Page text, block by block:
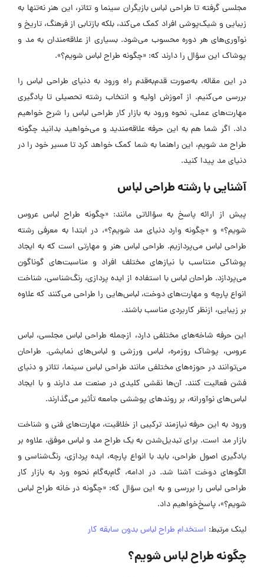
مجلسی گرفته تا طراحی لباس بازیگران سینما و تئاتر، این هنر نه‌تنها به
زیبایی و شیک‌پوشی افراد کمک می‌کند، بلکه بازتابی از فرهنگ، تاریخ و
نوآوری‌های هر دوره محسوب می‌شود. بسیاری از علاقه‌مندان به مد و
پوشاک این سؤال را دارند که: «چگونه طراح لباس شویم؟».
در این مقاله، به‌صورت قدم‌به‌قدم راه ورود به دنیای طراحی لباس را
بررسی می‌کنیم. از آموزش اولیه و انتخاب رشته تحصیلی تا یادگیری
مهارت‌های عملی، نحوه ورود به بازار کار طراحی لباس را شرح خواهیم
داد. اگر شما هم به این حرفه علاقه‌مندید و می‌خواهید بدانید چگونه
طراح مد شویم، این راهنما به شما کمک خواهد کرد تا مسیر خود را در
دنیای مد پیدا کنید.
آشنایی با رشته طراحی لباس
پیش از ارائه پاسخ به سؤالاتی مانند: «چگونه طراح لباس عروس
شویم؟» و «چگونه وارد دنیای مد شویم؟»، در ابتدا به معرفی رشته
طراحی لباس می‌پردازیم. طراحی لباس هنر و مهارتی است که به ایجاد
پوشاکی متناسب با نیازهای مختلف افراد و مناسبت‌های گوناگون
می‌پردازد. طراحان لباس با استفاده از ایده پردازی، رنگ‌شناسی، شناخت
انواع پارچه و مهارت‌های دوخت، لباس‌هایی را طراحی می‌کنند که علاوه
بر زیبایی، ازنظر کاربردی مناسب باشند.
این حرفه شاخه‌های مختلفی دارد، ازجمله طراحی لباس مجلسی، لباس
عروس، پوشاک روزمره، لباس ورزشی و لباس‌های نمایشی. طراحان
می‌توانند در حوزه‌های مختلفی مانند طراحی لباس سینما، تئاتر و دنیای
فشن فعالیت کنند. آن‌ها نقشی کلیدی در صنعت مد دارند و با ایجاد
لباس‌های نوآورانه، بر روندهای پوششی جامعه تأثیر می‌گذارند.
ورود به این حرفه نیازمند ترکیبی از خلاقیت، مهارت‌های فنی و شناخت
بازار مد است. برای تبدیل‌شدن به یک طراح مد و لباس موفق، علاوه بر
یادگیری اصول طراحی، باید با انواع پارچه، ایده پردازی، رنگ‌شناسی و
الگوهای دوخت آشنا شد. در ادامه، گام‌به‌گام نحوه ورد به بازار کار
طراحی لباس را بررسی و به این سؤال که: «چگونه در خانه طراح لباس
شویم؟»، پاسخ‌خواهیم داد.
لینک مرتبط: استخدام طراح لباس بدون سابقه کار
چگونه طراح لباس شویم؟